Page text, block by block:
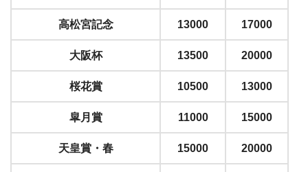
高松宮記念 13000 17000
大阪杯 13500 20000
桜花賞 10500 13000
皐月賞 11000 15000
天皇賞・春 15000 20000